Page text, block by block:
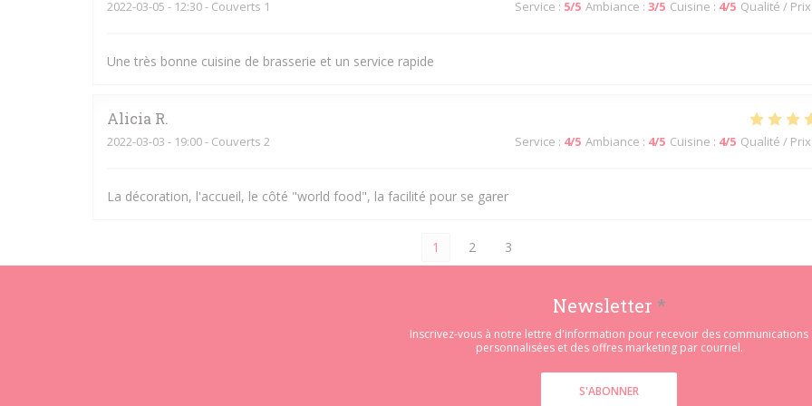
2022-03-05 - 12:30 - Couverts 1 Service : 5/5 Ambiance : 3/5 Cuisine : 4/5 Qualité / Prix
Une très bonne cuisine de brasserie et un service rapide
Alicia R
2022-03-03 - 19:00 - Couverts 2 Service : 4/5 Ambiance : 4/5 Cuisine : 4/5 Qualité / Prix
La décoration, l'accueil, le côté "world food", la facilité pour se garer
1 2 3
Newsletter *
Inscrivez-vous à notre lettre d'information pour recevoir des communications
personnalisées et des offres marketing par courriel.
S'ABONNER